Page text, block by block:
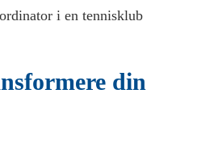
i en tennisklub
din